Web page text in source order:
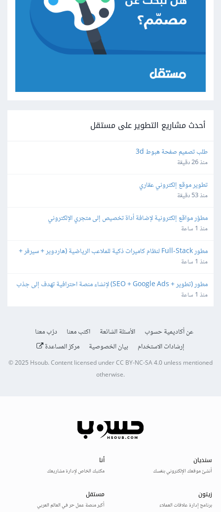
أحدث مشاريع التطوير على مستقل
طلب تصميم صفحة هبوط 3d
منذ 26 دقيقة
تطوير موقع إلكتروني عقاري
منذ 53 دقيقة
مطوّر مواقع إلكترونية لإضافة أداة تخصيص إلى متجري الإلكتروني
منذ 1 ساعة
تطبيق جوال)
منذ 1 ساعة
العملاء
منذ 1 ساعة
عن أكاديمية حسوب الأسئلة الشائعة اكتب معنا
درّب معنا
إرشادات الاستخدام
بيان الخصوصية مركز المساعدة
© 2025 Hsoub.Content licensed underCC BY-NC-SA 4.0unless mentioned
otherwise.